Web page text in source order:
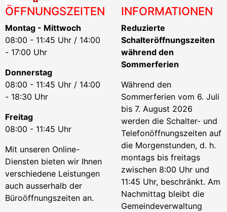
ÖFFNUNGSZEITEN
Montag - Mittwoch
08:00 - 11:45 Uhr / 14:00
- 17:00 Uhr
Donnerstag
08:00 - 11:45 Uhr / 14:00
- 18:30 Uhr
Freitag
08:00 - 11:45 Uhr
Mit unseren Online-
Diensten bieten wir Ihnen
verschiedene Leistungen
auch ausserhalb der
Büroöffnungszeiten an.
INFORMATIONEN
Reduzierte
Schalteröffnungszeiten
während den
Sommerferien
Während den
Sommerferien vom 6. Juli
bis 7. August 2026
werden die Schalter- und
Telefonöffnungszeiten auf
die Morgenstunden, d. h.
montags bis freitags
zwischen 8:00 Uhr und
11:45 Uhr, beschränkt. Am
Nachmittag bleibt die
Gemeindeverwaltung